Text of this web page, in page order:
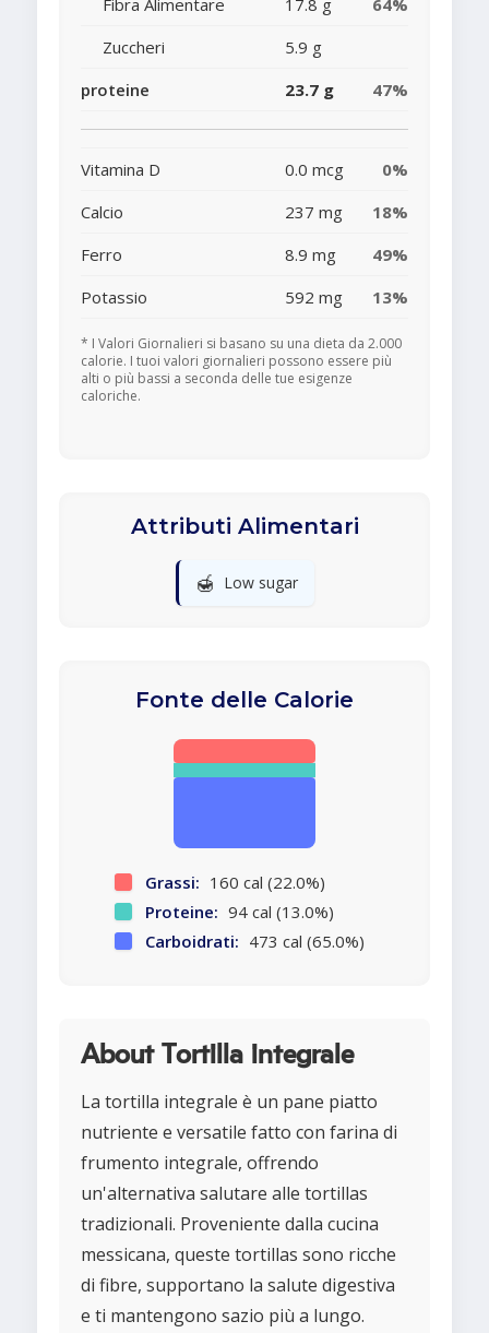
Fibra Alimentare 17.8 g
64%
Zuccheri
5.9 g
proteine
23.7 g 47%
Vitamina D 0.0 mcg
0%
Calcio
237 mg
18%
Ferro
8.9 mg
49%
Potassio
592 mg 13%
* I Valori Giornalieri si basano su una dieta da 2.000
calorie. I tuoi valori giornalieri possono essere più
alti o più bassi a seconda delle tue esigenze
caloriche.
Attributi Alimentari
🍯 Low sugar
Fonte delle Calorie
Grassi: 160 cal (22.0%)
Proteine: 94 cal (13.0%)
Carboidrati: 473 cal (65.0%)
About Tortilla integrale
La tortilla integrale è un pane piatto
nutriente e versatile fatto con farina di
frumento integrale, offrendo
un'alternativa salutare alle tortillas
tradizionali. Proveniente dalla cucina
messicana, queste tortillas sono ricche
di fibre, supportano la salute digestiva
e ti mantengono sazio più a lungo.